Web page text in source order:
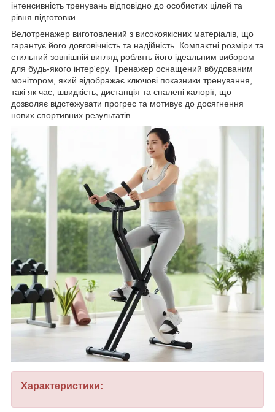
інтенсивність тренувань відповідно до особистих цілей та
рівня підготовки.
Велотренажер виготовлений з високоякісних матеріалів, що
гарантує його довговічність та надійність. Компактні розміри та
стильний зовнішній вигляд роблять його ідеальним вибором
для будь-якого інтер'єру. Тренажер оснащений вбудованим
монітором, який відображає ключові показники тренування,
такі як час, швидкість, дистанція та спалені калорії, що
дозволяє відстежувати прогрес та мотивує до досягнення
нових спортивних результатів.
Характеристики: